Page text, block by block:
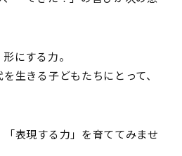
にする力。
生きる子どもたちにとって、
表現する力」を育ててみませ